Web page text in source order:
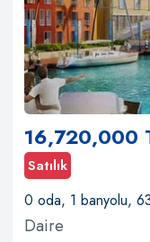
16,720,000
Satılık
0 oda, 1 banyolu,
Daire